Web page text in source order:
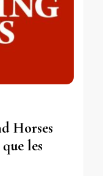
Horses
les